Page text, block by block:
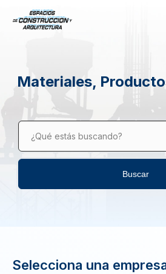
Materiales,
¿Qué estás buscando?
Buscar
Selecciona una